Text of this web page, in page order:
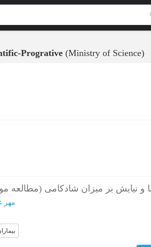
Progrative (Ministry of Science)
و نیایش بر میزان شادکامی
مهر